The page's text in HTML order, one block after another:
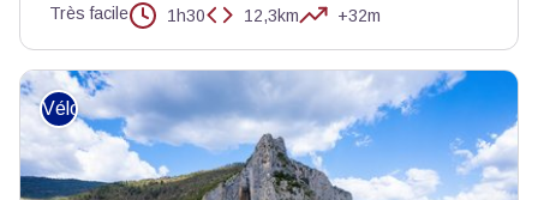
Très facile 1h30 12,3km +32m
Vélo